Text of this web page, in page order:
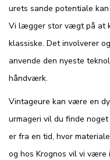
urets sande potentiale kan
Vi lægger stor vægt på at
klassiske. Det involverer
anvende den nyeste
håndværk.
Vintageure kan være en
urmageri vil du finde
er fra en tid, hvor
og hos Krognos vil vi